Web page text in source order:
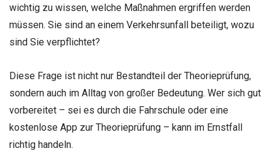
wichtig zu wissen, welche Maßnahmen ergriffen werden
müssen. Sie sind an einem Verkehrsunfall beteiligt, wozu
sind Sie verpflichtet?
Diese Frage ist nicht nur Bestandteil der Theorieprüfung,
sondern auch im Alltag von großer Bedeutung. Wer sich gut
vorbereitet – sei es durch die Fahrschule oder eine
kostenlose App zur Theorieprüfung – kann im Ernstfall
richtig handeln.